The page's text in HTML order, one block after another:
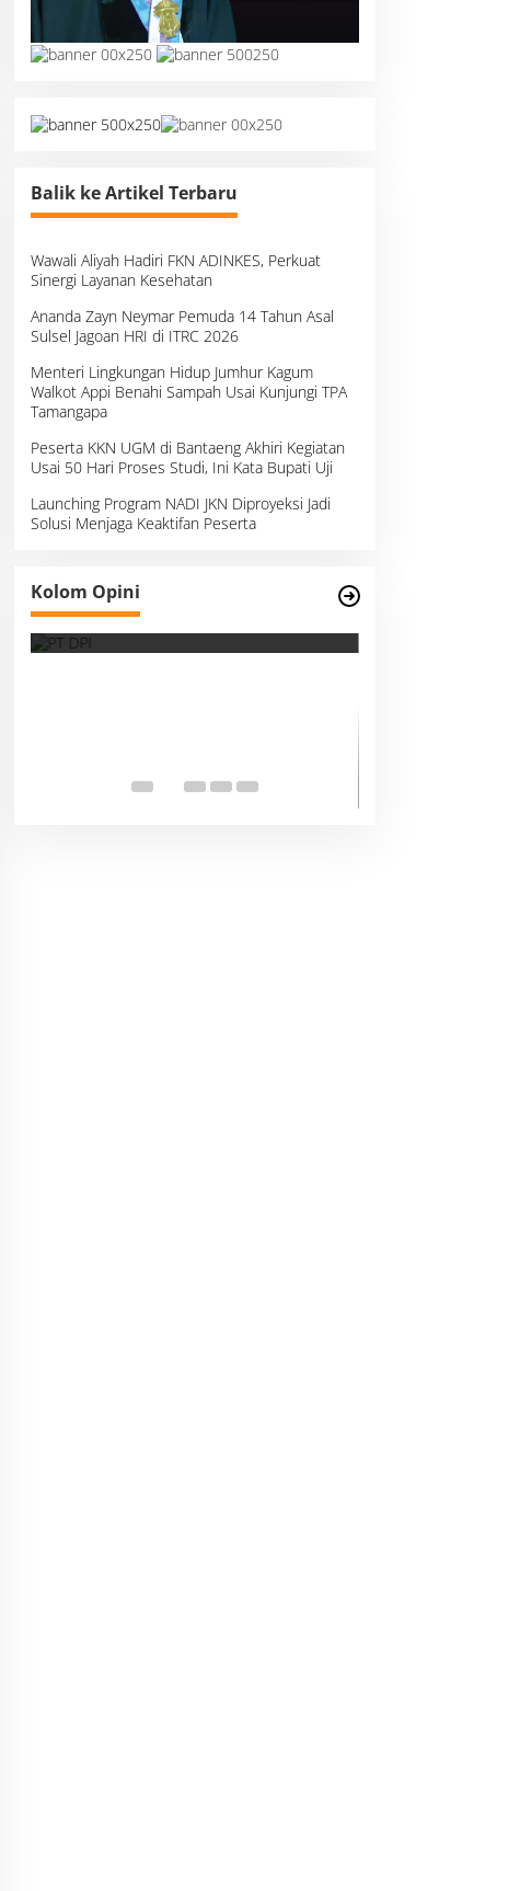
Balik ke Artikel Terbaru
Wawali Aliyah Hadiri FKN ADINKES, Perkuat
Sinergi Layanan Kesehatan
Ananda Zayn Neymar Pemuda 14 Tahun Asal
Sulsel Jagoan HRI di ITRC 2026
Menteri Lingkungan Hidup Jumhur Kagum
Walkot Appi Benahi Sampah Usai Kunjungi TPA
Tamangapa
Peserta KKN UGM di Bantaeng Akhiri Kegiatan
Usai 50 Hari Proses Studi, Ini Kata Bupati Uji
Launching Program NADI JKN Diproyeksi Jadi
Solusi Menjaga Keaktifan Peserta
Kolom Opini
Kejujuran Membaca Realitas